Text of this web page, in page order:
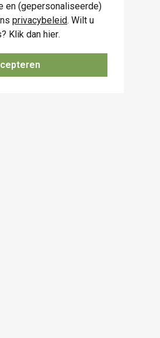
en (gepersonaliseerde)
privacybeleid. Wilt u
Klik dan hier.